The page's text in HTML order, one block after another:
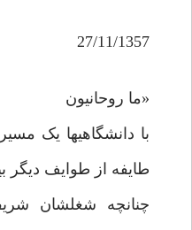
27/11/1357
«ما روحانیون
با دانشگاهیها یک
طایفه از طوایف دیگر
چنانچه شغلشان